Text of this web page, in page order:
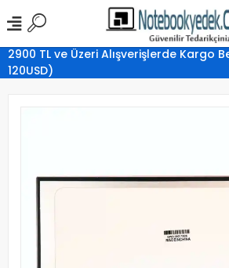
2900 TL ve Üzeri Alışverişlerde Kargo
120USD)